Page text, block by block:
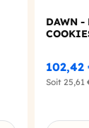
DAWN -
102,42
Soit 25,61